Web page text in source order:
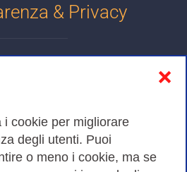
i cookie per migliorare
degli utenti. Puoi
o meno i cookie, ma se
❌
& Privacy
trasparente